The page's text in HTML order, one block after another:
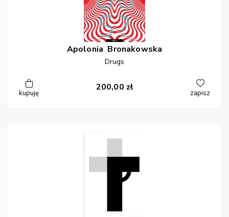
Apolonia Bronakowska
Drugs
kupuję
200,00 zł
zapisz